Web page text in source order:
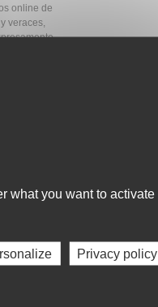
online de
veraces,
su
dicha
los datos
a
WEB,
WEB no
industrial
y diseño,
y
what you want to activate
Privacy policy